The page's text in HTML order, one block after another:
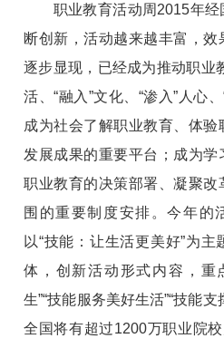
职业教育活动周2015年经
断创新，活动越来越丰富，
逐步显现，已经成为推动职业
活、“融入”文化、“渗入”人心
成为社会了解职业教育、体
发展成果的重要平台；成为
职业教育的决策部署、凝聚
围的重要制度安排。今年的
以“技能：让生活更美好”为
体，创新活动形式内容，重
生”“技能服务美好生活”“技能
全国将有超过1200万职业院